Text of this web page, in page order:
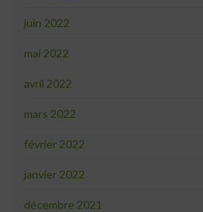
juin 2022
mai 2022
avril 2022
mars 2022
février 2022
janvier 2022
décembre 2021